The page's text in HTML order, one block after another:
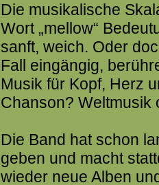
Die musikalische
Wort „mellow“
sanft, weich. Oder
Fall eingängig,
Musik für Kopf, Herz
Chanson? Weltmusik
Die Band hat schon
geben und macht
wieder neue Alben